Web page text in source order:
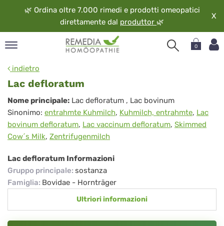
🌿 Ordina oltre 7.000 rimedi e prodotti omeopatici
direttamente dal produttor 🌿
X
0
indietro
Lac defloratum
Lac
defloratum
Nome principale: Lac defloratum , Lac bovinum
Sinonimo: entrahmte Kuhmilch, Kuhmilch, entrahmte, Lac
bovinum defloratum, Lac vaccinum defloratum, Skimmed
Cow´s Milk, Zentrifugenmilch
Lac defloratum Informazioni
Gruppo principale: sostanza
Famiglia: Bovidae - Hornträger
Ultriori informazioni